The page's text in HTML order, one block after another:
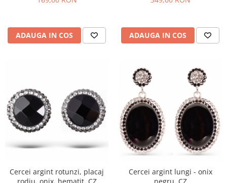
ADAUGA IN COS ADAUGA IN COS
Cercei argint rotunzi, placaj
Cercei argint lungi - onix